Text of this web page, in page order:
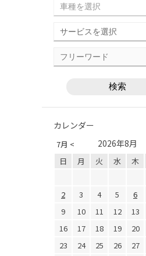
カレンダー
7月 < 2026年8月
日 月 火 水 木
2
3 4 5 6
9
10 11 12 13
16
17 18 19 20
23
24 25 26 27